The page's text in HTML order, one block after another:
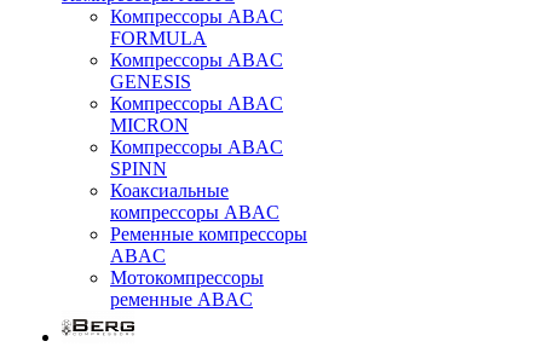
Компрессоры ABAC
FORMULA
Компрессоры ABAC
GENESIS
Компрессоры ABAC
MICRON
Компрессоры ABAC
SPINN
Коаксиальные
компрессоры ABAC
Ременные компрессоры
ABAC
Мотокомпрессоры
ременные ABAC